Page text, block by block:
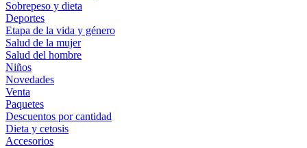
Sobrepeso y dieta
Deportes
Etapa de la vida y género
Salud de la mujer
Salud del hombre
Niños
Novedades
Venta
Paquetes
Descuentos por cantidad
Dieta y cetosis
Accesorios